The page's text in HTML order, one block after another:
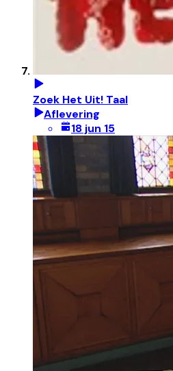
Zoek Het Uit! Taal
Aflevering
18 jun 15